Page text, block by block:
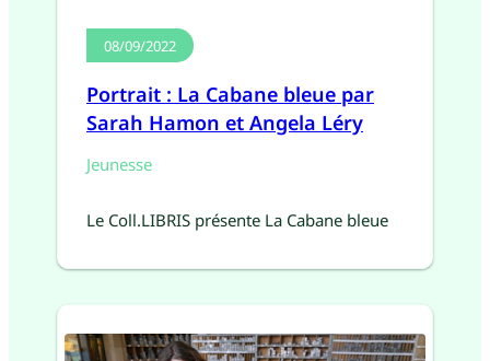
08/09/2022
Portrait : La Cabane bleue par
Sarah Hamon et Angela Léry
Jeunesse
Le Coll.LIBRIS présente La Cabane bleue